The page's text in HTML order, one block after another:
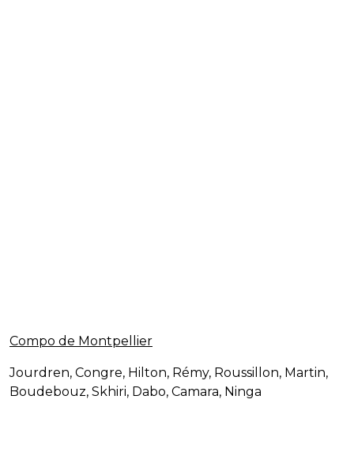
Compo de Montpellier
Jourdren, Congre, Hilton, Rémy, Roussillon, Martin,
Boudebouz, Skhiri, Dabo, Camara, Ninga